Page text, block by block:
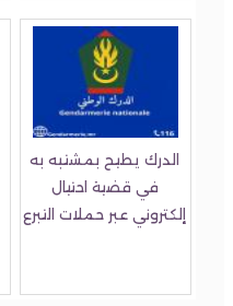
الدرك يطيح بمشتبه به
في قضية احتيال
إلكتروني عبر حملات التبرع